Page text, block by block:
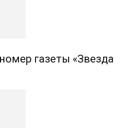
газеты «Звезда